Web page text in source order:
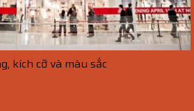
kích cỡ và màu sắc